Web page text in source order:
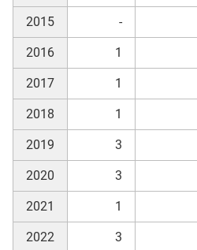
2015 -
2016 1
2017 1
2018 1
2019 3
2020 3
2021 1
2022 3